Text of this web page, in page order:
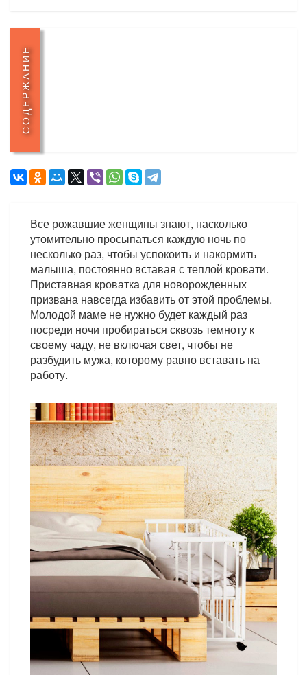
СОДЕРЖАНИЕ
Все рожавшие женщины знают, насколько
утомительно просыпаться каждую ночь по
несколько раз, чтобы успокоить и накормить
малыша, постоянно вставая с теплой кровати.
Приставная кроватка для новорожденных
призвана навсегда избавить от этой проблемы.
Молодой маме не нужно будет каждый раз
посреди ночи пробираться сквозь темноту к
своему чаду, не включая свет, чтобы не
разбудить мужа, которому равно вставать на
работу.